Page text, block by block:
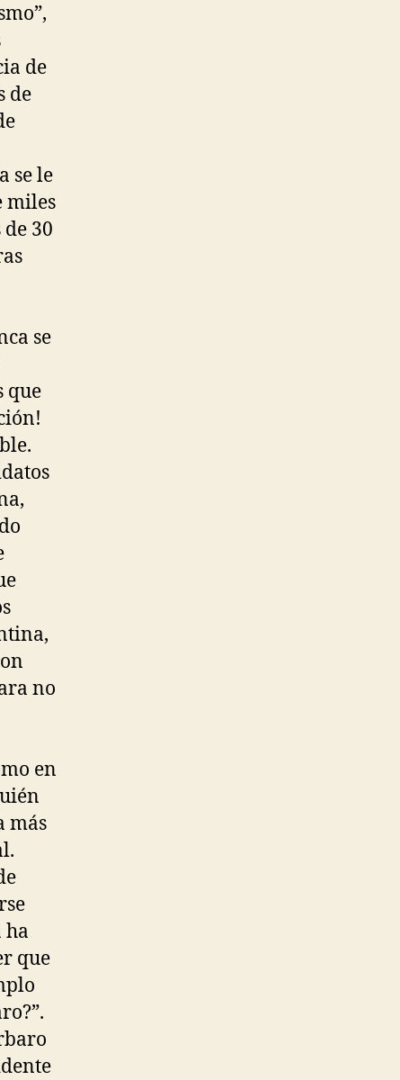
de
de
se le
miles
30
se
que
no
en
más
ha
que